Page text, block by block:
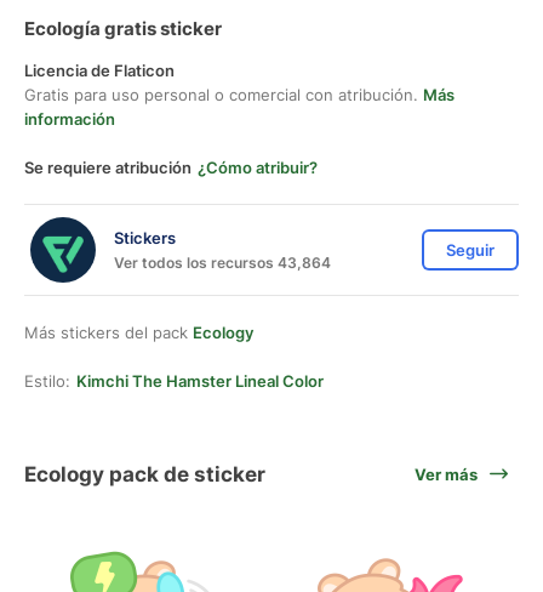
Ecología gratis sticker
Licencia de Flaticon
Gratis para uso personal o comercial con atribución. Más
información
Se requiere atribución ¿Cómo atribuir?
Stickers
Ver todos los recursos 43,864
Seguir
Más stickers del pack Ecology
Estilo: Kimchi The Hamster Lineal Color
Ecology pack de sticker Ver más